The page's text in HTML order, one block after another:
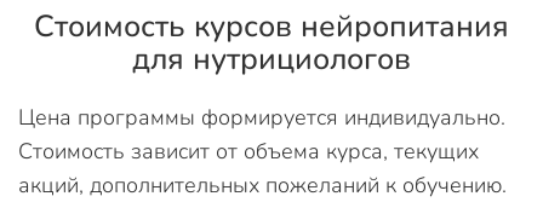
Стоимость курсов нейропитания
для нутрициологов
Цена программы формируется индивидуально.
Стоимость зависит от объема курса, текущих
акций, дополнительных пожеланий к обучению.